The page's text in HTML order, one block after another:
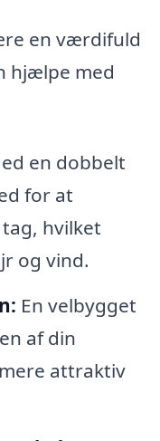
en værdifuld
hjælpe med
en dobbelt
for at
hvilket
og vind.
En velbygget
af din
attraktiv